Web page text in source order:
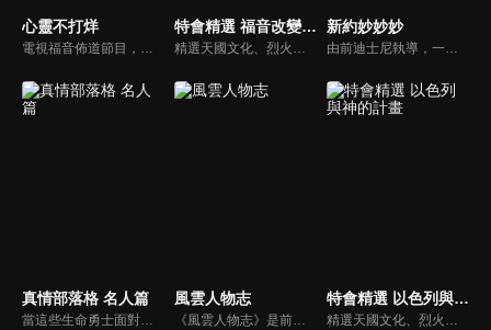
心靈不打烊
電視福音佈道節目，由前主播何戎主持，有別於以往的節目風格，將繼續提供最具平安與感動的心靈音樂饗宴。
特會精選 福音改變一切的大能
精選天國文化、烈火特會、超自然大能與使徒性教會等特會，幫助我們更加明白神的心意，好讓我們的生命能走在神的道路上進入命定。
新約妙妙妙
由前迪士尼執導，一部傳述耶穌生平與門徒故事的動畫系列影片。故事背景均在兩千年前，雖然年代久遠，但是人類對生命的詮釋與內在真正的基本需求，卻始終未曾改變。人物性格、劇情、遭遇等情境雖然與今日景況相異，但是故事背後同樣都有一個亙古不移的共同主題－愛，以及關於愛的圓滿落實。
真情部落格 名人篇
當這些生命勇士面對自己生命中的難題時，選擇靠著信靠耶穌來勇敢勝過，這些可愛的基督徒們，願意把自己生命裡最黑暗軟弱的一面和大家分享，為的就是將來自天上那最美好的福分帶給人們，每一個有血有淚的生命見證，都是最震撼人心的蛻變，最深刻的真實。
風雲人物志
《風雲人物志》是前迪士尼導演執導的名人故事系列，讓孩子從世界名人身上學會堅持夢想、永不放棄。透過每一集完整介紹，不但可以幫助小朋友看見這些名人在各領域如何奉獻一生、造福人群，還能激勵他們效法美好的品德，進一步啟發他們對傳記文學的閱讀興趣。
特會精選 以色列與神的計畫
精選天國文化、烈火特會、超自然大能與使徒性教會等特會，幫助我們更加明白神的心意，好讓我們的生命能走在神的道路上進入命定。